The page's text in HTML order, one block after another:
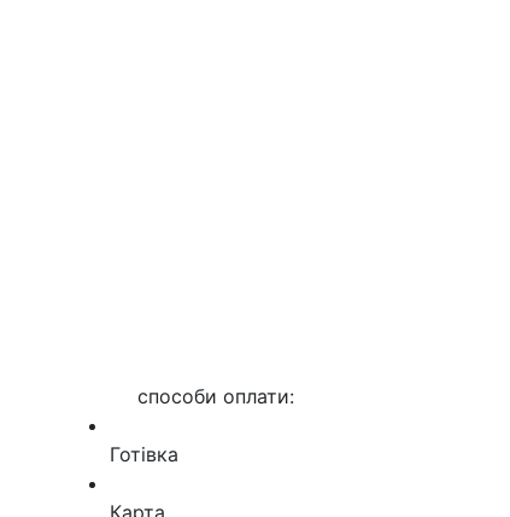
способи оплати:
Готівка
Карта